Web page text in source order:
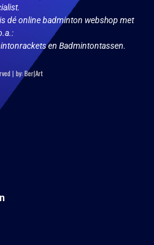
dé online badminton webshop met
en Badmintontassen.
| by:Ber|Art